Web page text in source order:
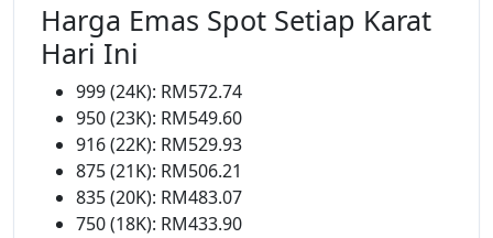
Harga Emas Spot Setiap Karat
Hari Ini
999 (24K): RM572.74
950 (23K): RM549.60
916 (22K): RM529.93
875 (21K): RM506.21
835 (20K): RM483.07
750 (18K): RM433.90